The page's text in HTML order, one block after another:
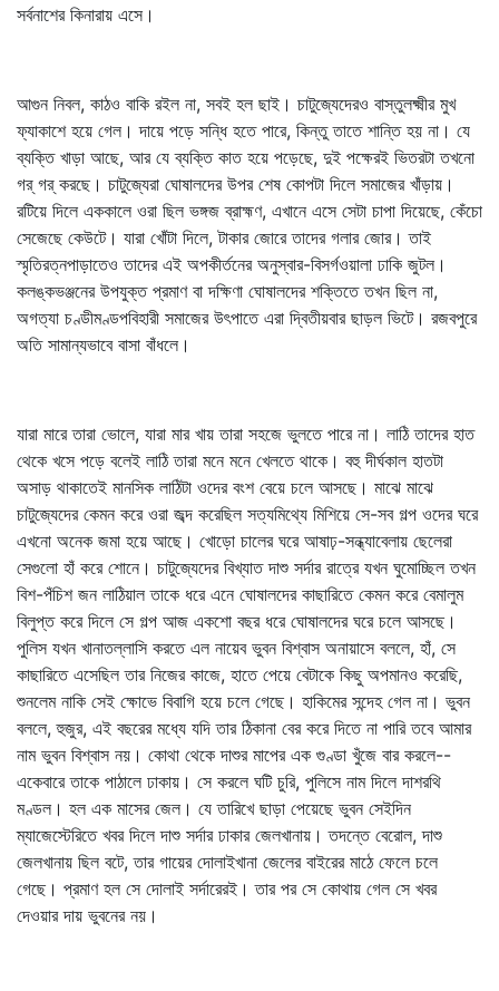
সর্বনাশের কিনারায় এসে।
আগুন নিবল, কাঠও বাকি রইল না, সবই হল ছাই। চাটুজ্যেদেরও বাস্তুলক্ষ্মীর মুখ
ফ্যাকাশে হয়ে গেল। দায়ে পড়ে সন্ধি হতে পারে, কিন্তু তাতে শান্তি হয় না। যে
ব্যক্তি খাড়া আছে, আর যে ব্যক্তি কাত হয়ে পড়েছে, দুই পক্ষেরই ভিতরটা তখনো
গর্‌ গর্‌ করছে। চাটুজ্যেরা ঘোষালদের উপর শেষ কোপটা দিলে সমাজের খাঁড়ায়।
রটিয়ে দিলে এককালে ওরা ছিল ভঙ্গজ ব্রাহ্মণ, এখানে এসে সেটা চাপা দিয়েছে, কেঁচো
সেজেছে কেউটে। যারা খোঁটা দিলে, টাকার জোরে তাদের গলার জোর। তাই
স্মৃতিরত্নপাড়াতেও তাদের এই অপকীর্তনের অনুস্বার-বিসর্গওয়ালা ঢাকি জুটল।
কলঙ্কভঞ্জনের উপযুক্ত প্রমাণ বা দক্ষিণা ঘোষালদের শক্তিতে তখন ছিল না,
অগত্যা চণ্ডীমণ্ডপবিহারী সমাজের উৎপাতে এরা দ্বিতীয়বার ছাড়ল ভিটে। রজবপুরে
অতি সামান্যভাবে বাসা বাঁধলে।
যারা মারে তারা ভোলে, যারা মার খায় তারা সহজে ভুলতে পারে না। লাঠি তাদের হাত
থেকে খসে পড়ে বলেই লাঠি তারা মনে মনে খেলতে থাকে। বহু দীর্ঘকাল হাতটা
অসাড় থাকাতেই মানসিক লাঠিটা ওদের বংশ বেয়ে চলে আসছে। মাঝে মাঝে
চাটুজ্যেদের কেমন করে ওরা জব্দ করেছিল সত্যমিথ্যে মিশিয়ে সে-সব গল্প ওদের ঘরে
এখনো অনেক জমা হয়ে আছে। খোড়ো চালের ঘরে আষাঢ়-সন্ধ্যাবেলায় ছেলেরা
সেগুলো হাঁ করে শোনে। চাটুজ্যেদের বিখ্যাত দাশু সর্দার রাত্রে যখন ঘুমোচ্ছিল তখন
বিশ-পঁচিশ জন লাঠিয়াল তাকে ধরে এনে ঘোষালদের কাছারিতে কেমন করে বেমালুম
বিলুপ্ত করে দিলে সে গল্প আজ একশো বছর ধরে ঘোষালদের ঘরে চলে আসছে।
পুলিস যখন খানাতল্লাসি করতে এল নায়েব ভুবন বিশ্বাস অনায়াসে বললে, হাঁ, সে
কাছারিতে এসেছিল তার নিজের কাজে, হাতে পেয়ে বেটাকে কিছু অপমানও করেছি,
শুনলেম নাকি সেই ক্ষোভে বিবাগি হয়ে চলে গেছে। হাকিমের সন্দেহ গেল না। ভুবন
বললে, হুজুর, এই বছরের মধ্যে যদি তার ঠিকানা বের করে দিতে না পারি তবে আমার
নাম ভুবন বিশ্বাস নয়। কোথা থেকে দাশুর মাপের এক গুণ্ডা খুঁজে বার করলে--
একেবারে তাকে পাঠালে ঢাকায়। সে করলে ঘটি চুরি, পুলিসে নাম দিলে দাশরথি
মণ্ডল। হল এক মাসের জেল। যে তারিখে ছাড়া পেয়েছে ভুবন সেইদিন
ম্যাজেস্টেরিতে খবর দিলে দাশু সর্দার ঢাকার জেলখানায়। তদন্তে বেরোল, দাশু
জেলখানায় ছিল বটে, তার গায়ের দোলাইখানা জেলের বাইরের মাঠে ফেলে চলে
গেছে। প্রমাণ হল সে দোলাই সর্দারেরই। তার পর সে কোথায় গেল সে খবর
দেওয়ার দায় ভুবনের নয়।